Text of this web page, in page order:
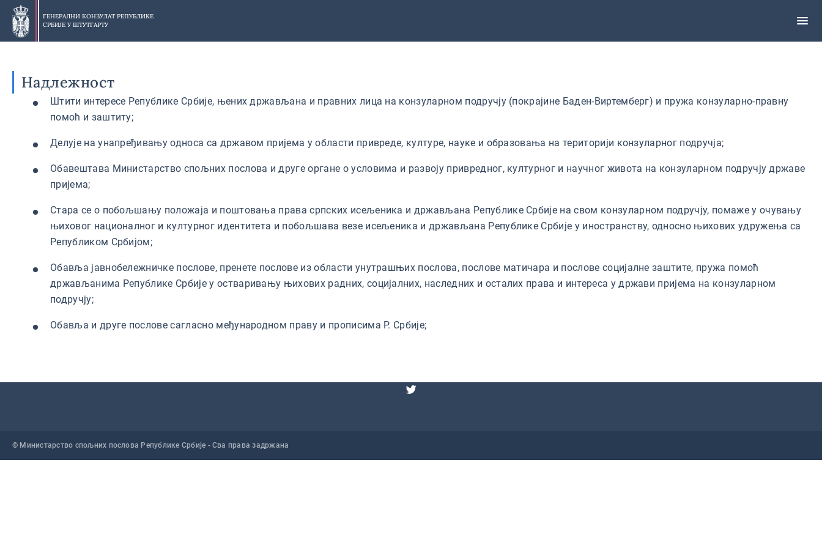
Прескочи
главни
део
ГЕНЕРАЛНИ КОНЗУЛАТ РЕПУБЛИКЕ
СРБИЈЕ У ШТУТГАРТУ
Надлежност
Штити интересе Републике Србије, њених држављана и правних лица на конзуларном подручју (покрајине Баден-Виртемберг) и пружа конзуларно-правну
помоћ и заштиту;
Делује на унапређивању односа са државом пријема у области привреде, културе, науке и образовања на територији конзуларног подручја;
Обавештава Министарство спољних послова и друге органе о условима и развоју привредног, културног и научног живота на конзуларном подручју државе
пријема;
Стара се о побољшању положаја и поштовања права српских исељеника и држављана Републике Србије на свом конзуларном подручју, помаже у очувању
њиховог националног и културног идентитета и побољшава везе исељеника и држављана Републике Србије у иностранству, односно њихових удружења са
Републиком Србијом;
Обавља јавнобележничке послове, пренете послове из области унутрашњих послова, послове матичара и послове социјалне заштите, пружа помоћ
држављанима Републике Србије у остваривању њихових радних, социјалних, наследних и осталих права и интереса у држави пријема на конзуларном
подручју;
Обавља и друге послове сагласно међународном праву и прописима Р. Србије;
© Министарство спољних послова Републике Србије - Сва права задржана